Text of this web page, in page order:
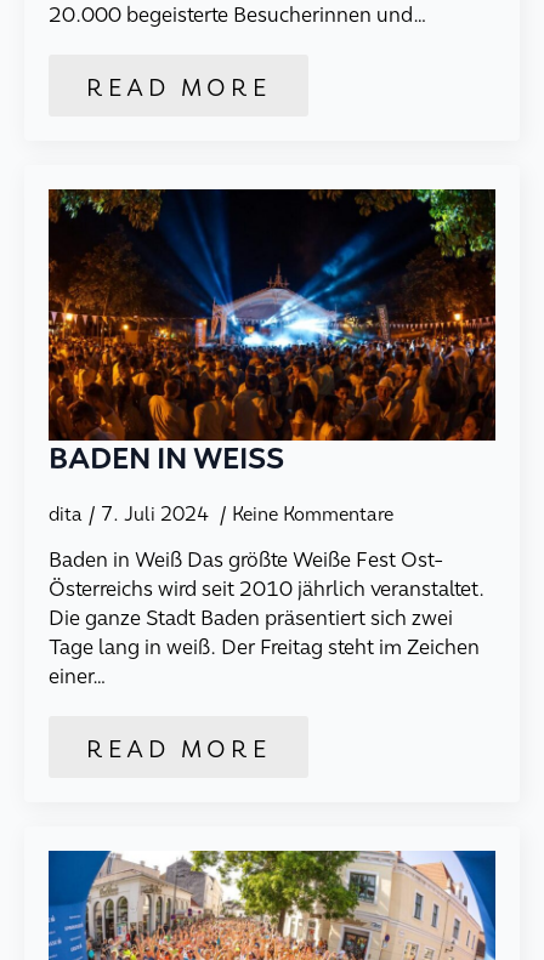
20.000 begeisterte Besucherinnen und…
READ MORE
BADEN IN WEISS
dita 7. Juli 2024 Keine Kommentare
Baden in Weiß Das größte Weiße Fest Ost-
Österreichs wird seit 2010 jährlich veranstaltet.
Die ganze Stadt Baden präsentiert sich zwei
Tage lang in weiß. Der Freitag steht im Zeichen
einer…
READ MORE